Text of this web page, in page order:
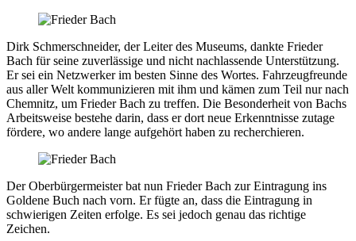
Dirk Schmerschneider, der Leiter des Museums, dankte Frieder
Bach für seine zuverlässige und nicht nachlassende Unterstützung.
Er sei ein Netzwerker im besten Sinne des Wortes. Fahrzeugfreunde
aus aller Welt kommunizieren mit ihm und kämen zum Teil nur nach
Chemnitz, um Frieder Bach zu treffen. Die Besonderheit von Bachs
Arbeitsweise bestehe darin, dass er dort neue Erkenntnisse zutage
fördere, wo andere lange aufgehört haben zu recherchieren.
Der Oberbürgermeister bat nun Frieder Bach zur Eintragung ins
Goldene Buch nach vorn. Er fügte an, dass die Eintragung in
schwierigen Zeiten erfolge. Es sei jedoch genau das richtige
Zeichen.